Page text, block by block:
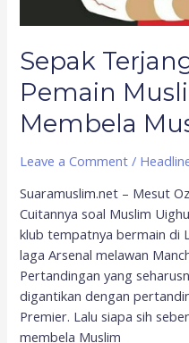
Sepak
Pemain
Membela
Leave a Comment /
Suaramuslim.net – Mesut
Cuitannya soal Muslim
klub tempatnya bermain di
laga Arsenal melawan
Pertandingan yang
digantikan dengan
Premier. Lalu siapa sih
membela Muslim